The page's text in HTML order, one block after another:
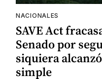
NACIONALES
SAVE Act
Senado por
siquiera
simple